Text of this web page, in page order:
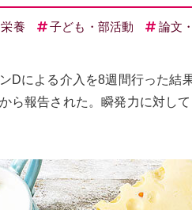
養 子ども・部活動 論文
Dによる介入を8週間行った結
ら報告された。瞬発力に対し